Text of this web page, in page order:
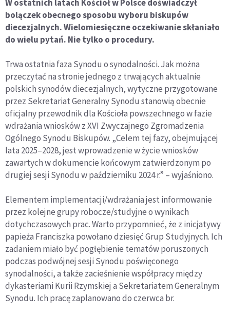
W ostatnich latach Kościół w Polsce doświadczył
bolączek obecnego sposobu wyboru biskupów
diecezjalnych. Wielomiesięczne oczekiwanie skłaniało
do wielu pytań. Nie tylko o procedury.
Trwa ostatnia faza Synodu o synodalności. Jak można
przeczytać na stronie jednego z trwających aktualnie
polskich synodów diecezjalnych, wytyczne przygotowane
przez Sekretariat Generalny Synodu stanowią obecnie
oficjalny przewodnik dla Kościoła powszechnego w fazie
wdrażania wniosków z XVI Zwyczajnego Zgromadzenia
Ogólnego Synodu Biskupów. „Celem tej fazy, obejmującej
lata 2025–2028, jest wprowadzenie w życie wniosków
zawartych w dokumencie końcowym zatwierdzonym po
drugiej sesji Synodu w październiku 2024 r.” – wyjaśniono.
Elementem implementacji/wdrażania jest informowanie
przez kolejne grupy robocze/studyjne o wynikach
dotychczasowych prac. Warto przypomnieć, że z inicjatywy
papieża Franciszka powołano dziesięć Grup Studyjnych. Ich
zadaniem miało być pogłębienie tematów poruszonych
podczas podwójnej sesji Synodu poświęconego
synodalności, a także zacieśnienie współpracy między
dykasteriami Kurii Rzymskiej a Sekretariatem Generalnym
Synodu. Ich pracę zaplanowano do czerwca br.